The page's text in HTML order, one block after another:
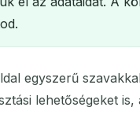
egyszerű
lehetőségeket